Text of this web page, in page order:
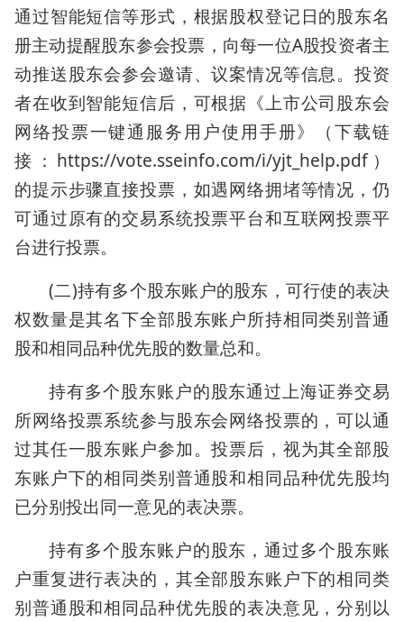
通过智能短信等形式，根据股权登记日的股东名
册主动提醒股东参会投票，向每一位A股投资者主
动推送股东会参会邀请、议案情况等信息。投资
者在收到智能短信后，可根据《上市公司股东会
网络投票一键通服务用户使用手册》（下载链
接：https://vote.sseinfo.com/i/yjt_help.pdf）
的提示步骤直接投票，如遇网络拥堵等情况，仍
可通过原有的交易系统投票平台和互联网投票平
台进行投票。
(二)持有多个股东账户的股东，可行使的表决
权数量是其名下全部股东账户所持相同类别普通
股和相同品种优先股的数量总和。
持有多个股东账户的股东通过上海证券交易
所网络投票系统参与股东会网络投票的，可以通
过其任一股东账户参加。投票后，视为其全部股
东账户下的相同类别普通股和相同品种优先股均
已分别投出同一意见的表决票。
持有多个股东账户的股东，通过多个股东账
户重复进行表决的，其全部股东账户下的相同类
别普通股和相同品种优先股的表决意见，分别以